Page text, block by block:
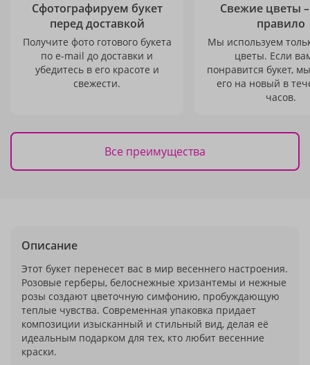
Сфотографируем букет
перед доставкой
Получите фото готового букета
по e-mail до доставки и
убедитесь в его красоте и
свежести.
Свежие цветы
правило
Мы используем
цветы. Если
понравится букет,
его на новый в
часов.
Все преимущества
Описание
Этот букет перенесет вас в мир весеннего настроения.
Розовые герберы, белоснежные хризантемы и нежные
розы создают цветочную симфонию, пробуждающую
теплые чувства. Современная упаковка придает
композиции изысканный и стильный вид, делая её
идеальным подарком для тех, кто любит весенние
краски.